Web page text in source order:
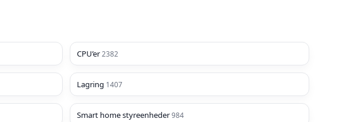
CPU’er2382
Lagring 1407
Smart home styreenheder984